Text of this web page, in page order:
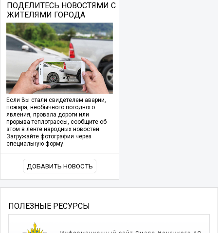
ПОДЕЛИТЕСЬ НОВОСТЯМИ С
ЖИТЕЛЯМИ ГОРОДА
Если Вы стали свидетелем аварии,
пожара, необычного погодного
явления, провала дороги или
прорыва теплотрассы, сообщите об
этом в ленте народных новостей.
Загружайте фотографии через
специальную форму.
ДОБАВИТЬ НОВОСТЬ
ПОЛЕЗНЫЕ РЕСУРСЫ